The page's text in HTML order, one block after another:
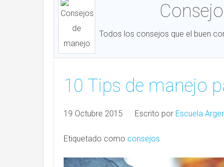
Todos los consejos que el buen
10 Tips de manejo
19 Octubre 2015 Escrito por Escuela
Etiquetado como consejos